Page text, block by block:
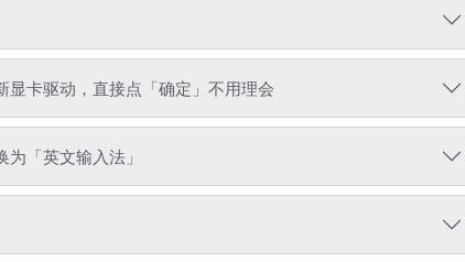
卡驱动，直接点「确定」不用理会
「英文输入法」